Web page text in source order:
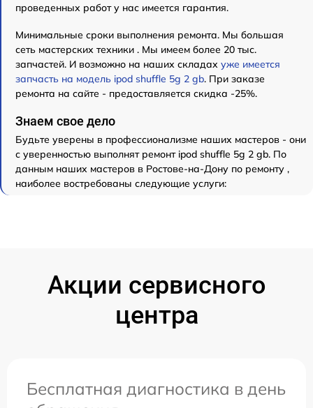
проведенных работ у нас имеется гарантия.
Минимальные сроки выполнения ремонта. Мы большая
сеть мастерских техники . Мы имеем более 20 тыс.
запчастей. И возможно на наших складах уже имеется
запчасть на модель ipod shuffle 5g 2 gb. При заказе
ремонта на сайте - предоставляется скидка -25%.
Знаем свое дело
Будьте уверены в профессионализме наших мастеров - они
с уверенностью выполнят ремонт ipod shuffle 5g 2 gb. По
данным наших мастеров в Ростове-на-Дону по ремонту ,
наиболее востребованы следующие услуги:
Акции сервисного
центра
Бесплатная диагностика в день